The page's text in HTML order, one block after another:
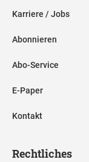
Karriere / Jobs
Abonnieren
Abo-Service
E-Paper
Kontakt
Rechtliches